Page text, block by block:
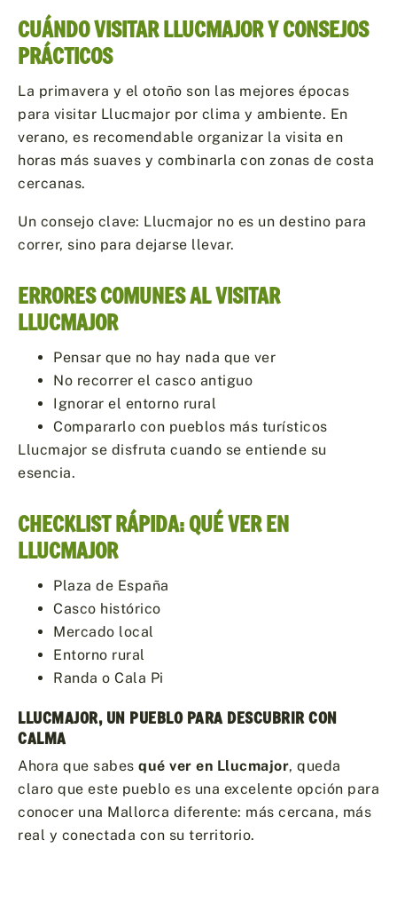
CUÁNDO VISITAR LLUCMAJOR Y CONSEJOS
PRÁCTICOS
La primavera y el otoño son las mejores épocas
para visitar Llucmajor por clima y ambiente. En
verano, es recomendable organizar la visita en
horas más suaves y combinarla con zonas de costa
cercanas.
Un consejo clave: Llucmajor no es un destino para
correr, sino para dejarse llevar.
ERRORES COMUNES AL VISITAR
LLUCMAJOR
Pensar que no hay nada que ver
No recorrer el casco antiguo
Ignorar el entorno rural
Compararlo con pueblos más turísticos
Llucmajor se disfruta cuando se entiende su
esencia.
CHECKLIST RÁPIDA: QUÉ VER EN
LLUCMAJOR
Plaza de España
Casco histórico
Mercado local
Entorno rural
Randa o Cala Pi
LLUCMAJOR, UN PUEBLO PARA DESCUBRIR CON
CALMA
Ahora que sabes qué ver en Llucmajor, queda
claro que este pueblo es una excelente opción para
conocer una Mallorca diferente: más cercana, más
real y conectada con su territorio.